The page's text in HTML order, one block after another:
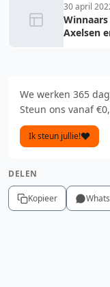
30 april
Axelsen
We werken 365
Steun ons vanaf
Ik steun jullie!
DELEN
Kopieer